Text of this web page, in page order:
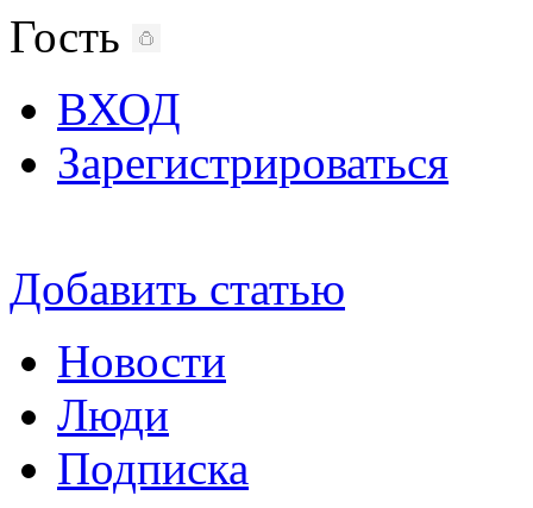
Гость
ВХОД
Зарегистрироваться
Добавить статью
Новости
Люди
Подписка